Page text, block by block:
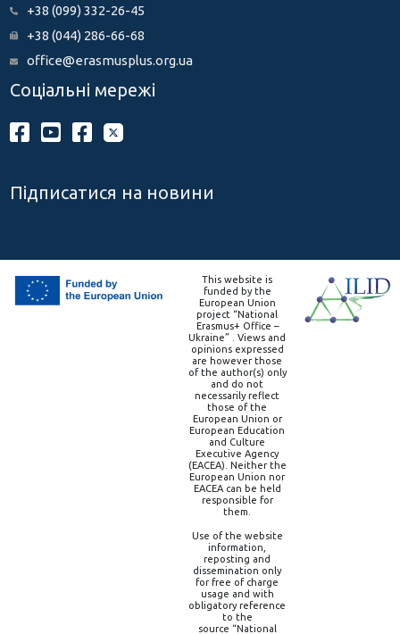
+38 (099) 332-26-45
+38 (044) 286-66-68
office@erasmusplus.org.ua
Соціальні мережі
Підписатися на новини
This website is
funded by the
European Union
project “National
Erasmus+ Office –
Ukraine” . Views and
opinions expressed
are however those
of the author(s) only
and do not
necessarily reflect
those of the
European Union or
European Education
and Culture
Executive Agency
(EACEA). Neither the
European Union nor
EACEA can be held
responsible for
them.
Use of the website
information,
reposting and
dissemination only
for free of charge
usage and with
obligatory reference
to the
source “National